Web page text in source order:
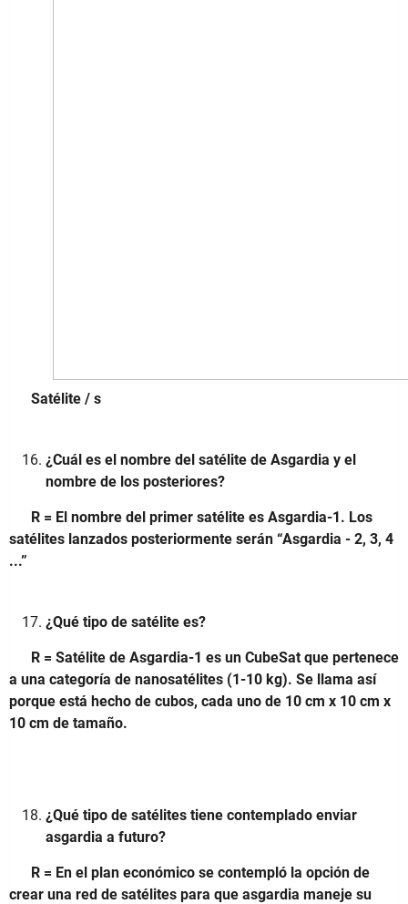
Satélite / s
¿Cuál es el nombre del satélite de Asgardia y el
nombre de los posteriores?
R = El nombre del primer satélite es Asgardia-1. Los
satélites lanzados posteriormente serán “Asgardia - 2, 3, 4
...”
¿Qué tipo de satélite es?
R = Satélite de Asgardia-1 es un CubeSat que pertenece
a una categoría de nanosatélites (1-10 kg). Se llama así
porque está hecho de cubos, cada uno de 10 cm x 10 cm x
10 cm de tamaño.
¿Qué tipo de satélites tiene contemplado enviar
asgardia a futuro?
R = En el plan económico se contempló la opción de
crear una red de satélites para que asgardia maneje su